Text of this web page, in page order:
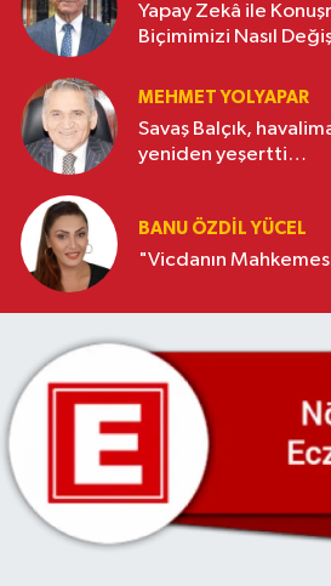
Yapay Zekâ ile Konuşmak
Biçimimizi Nasıl
MEHMET YOLYAPAR
Savaş Balçık,
yeniden yeşertti…
BANU ÖZDİL YÜCEL